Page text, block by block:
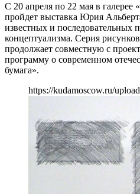
С 20 апреля по 22 мая в галерее
пройдет выставка Юрия
известных и последовательных
концептуализма. Серия
продолжает совместную с
программу о современном
бумага».
https://kudamoscow.ru/